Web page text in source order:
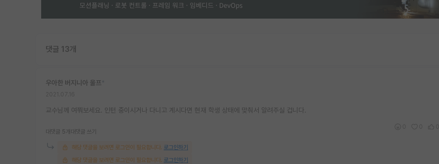
댓글 13개
우아한 버지니아 울프
교수님께 여쭤보세요. 인턴 중이시거나 다니고 계시다면 현재 학생 상태에 맞춰서 알려주실 겁니다.
대댓글 5개 대댓글 쓰기
해당 댓글을 보려면 로그인이 필요합니다. 로그인하기
해당 댓글을 보려면 로그인이 필요합니다. 로그인하기